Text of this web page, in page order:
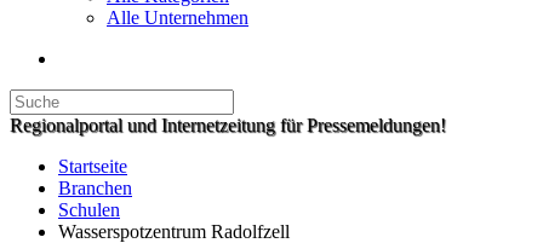
Alle Unternehmen
Regionalportal und Internetzeitung für Pressemeldungen!
Startseite
Branchen
Schulen
Wasserspotzentrum Radolfzell